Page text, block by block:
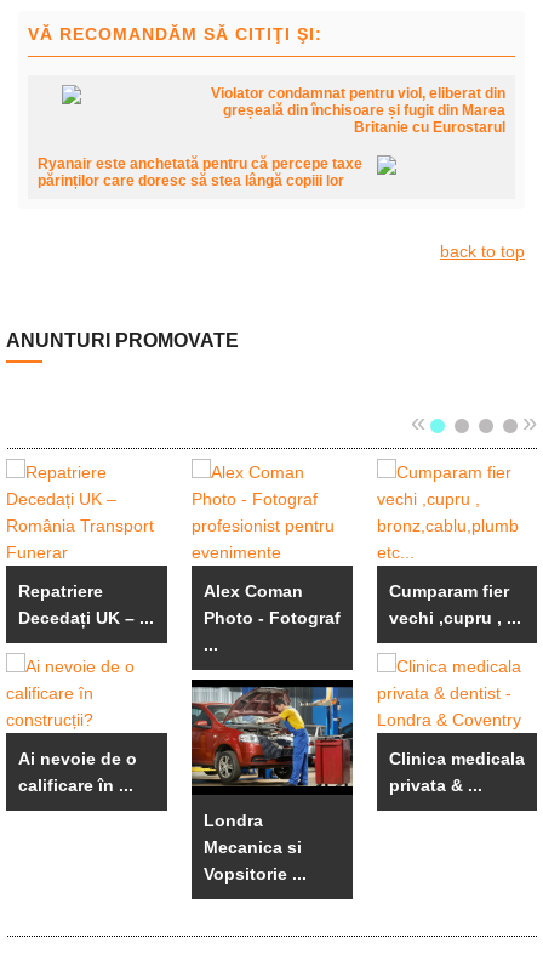
VĂ RECOMANDĂM SĂ CITIŢI ŞI:
Violator condamnat pentru viol, eliberat din
greșeală din închisoare și fugit din Marea
Britanie cu Eurostarul
Ryanair este anchetată pentru că percepe taxe
părinților care doresc să stea lângă copiii lor
back to top
ANUNTURI PROMOVATE
« »
Repatriere
Decedați UK – ...
Ai nevoie de o
calificare în ...
Alex Coman
Photo - Fotograf
...
Londra
Mecanica si
Vopsitorie ...
Cumparam fier
vechi ,cupru , ...
Clinica medicala
privata & ...